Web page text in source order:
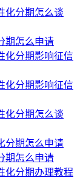
化分期怎么谈
期怎么申请
化分期影响征信
化分期影响征信
化分期怎么谈
分期怎么申请
期怎么申请
化分期办理教程